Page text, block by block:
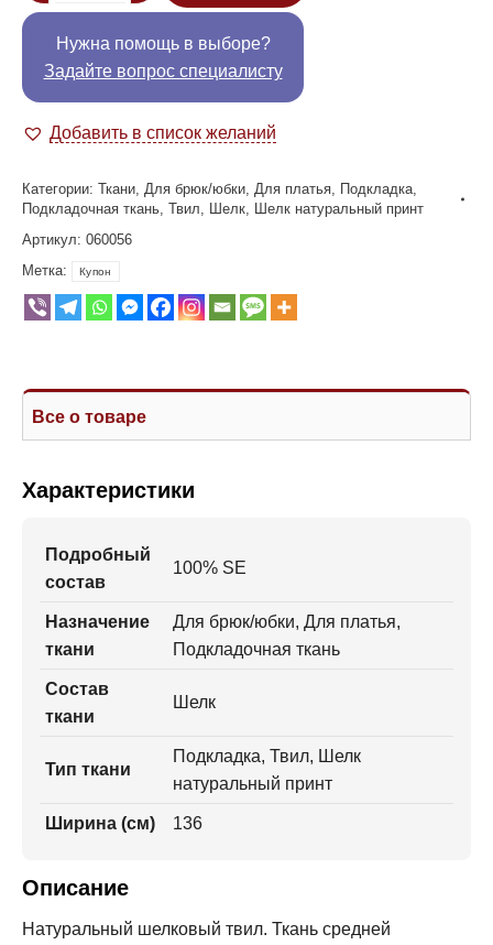
Нужна помощь в выборе?
Задайте вопрос специалисту
Добавить в список желаний
Категории: Ткани Для брюк/юбки Для платья Подкладка
Подкладочная ткань Твил Шелк Шелк натуральный принт
Артикул: 060056
Метка:
Купон
Все о товаре
Характеристики
Подробный
состав
100% SE
Назначение
ткани
Для брюк/юбки, Для платья,
Подкладочная ткань
Состав
ткани
Шелк
Тип ткани
Подкладка, Твил, Шелк
натуральный принт
Ширина (см) 136
Описание
Натуральный шелковый твил. Ткань средней